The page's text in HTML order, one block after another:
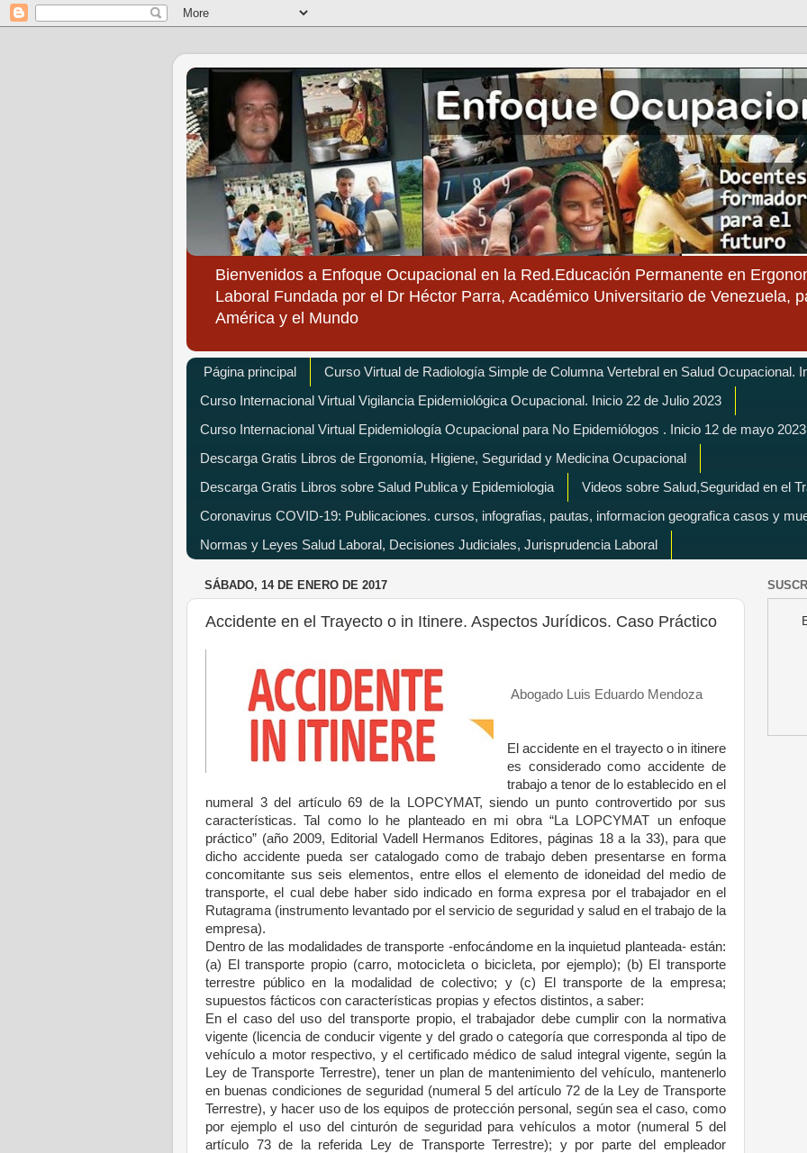
Bienvenidos a Enfoque Ocupacional en la Red.Educación Permanente en
Laboral Fundada por el Dr Héctor Parra, Académico Universitario de Venezuela,
América y el Mundo
Página principal
Curso Virtual de Radiología Simple de Columna Vertebral en Salud Ocupacional.
Curso Internacional Virtual Vigilancia Epidemiológica Ocupacional. Inicio 22 de Julio 2023
Curso Internacional Virtual Epidemiología Ocupacional para No Epidemiólogos . Inicio 12 de mayo 2023
Descarga Gratis Libros de Ergonomía, Higiene, Seguridad y Medicina Ocupacional
Descarga Gratis Libros sobre Salud Publica y Epidemiologia
Videos sobre Salud,Seguridad en el
Coronavirus COVID-19: Publicaciones. cursos, infografias, pautas, informacion geografica casos y
Normas y Leyes Salud Laboral, Decisiones Judiciales, Jurisprudencia Laboral
SÁBADO, 14 DE ENERO DE 2017
Accidente en el Trayecto o in Itinere. Aspectos Jurídicos. Caso Práctico
Abogado Luis Eduardo Mendoza
El accidente en el trayecto o in itinere
es considerado como accidente de
trabajo a tenor de lo establecido en el
numeral 3 del artículo 69 de la LOPCYMAT, siendo un punto controvertido por sus
características. Tal como lo he planteado en mi obra “La LOPCYMAT un enfoque
práctico” (año 2009, Editorial Vadell Hermanos Editores, páginas 18 a la 33), para que
dicho accidente pueda ser catalogado como de trabajo deben presentarse en forma
concomitante sus seis elementos, entre ellos el elemento de idoneidad del medio de
transporte, el cual debe haber sido indicado en forma expresa por el trabajador en el
Rutagrama (instrumento levantado por el servicio de seguridad y salud en el trabajo de la
empresa).
Dentro de las modalidades de transporte -enfocándome en la inquietud planteada- están:
(a) El transporte propio (carro, motocicleta o bicicleta, por ejemplo); (b) El transporte
terrestre público en la modalidad de colectivo; y (c) El transporte de la empresa;
supuestos fácticos con características propias y efectos distintos, a saber:
En el caso del uso del transporte propio, el trabajador debe cumplir con la normativa
vigente (licencia de conducir vigente y del grado o categoría que corresponda al tipo de
vehículo a motor respectivo, y el certificado médico de salud integral vigente, según la
Ley de Transporte Terrestre), tener un plan de mantenimiento del vehículo, mantenerlo
en buenas condiciones de seguridad (numeral 5 del artículo 72 de la Ley de Transporte
Terrestre), y hacer uso de los equipos de protección personal, según sea el caso, como
por ejemplo el uso del cinturón de seguridad para vehículos a motor (numeral 5 del
artículo 73 de la referida Ley de Transporte Terrestre); y por parte del empleador